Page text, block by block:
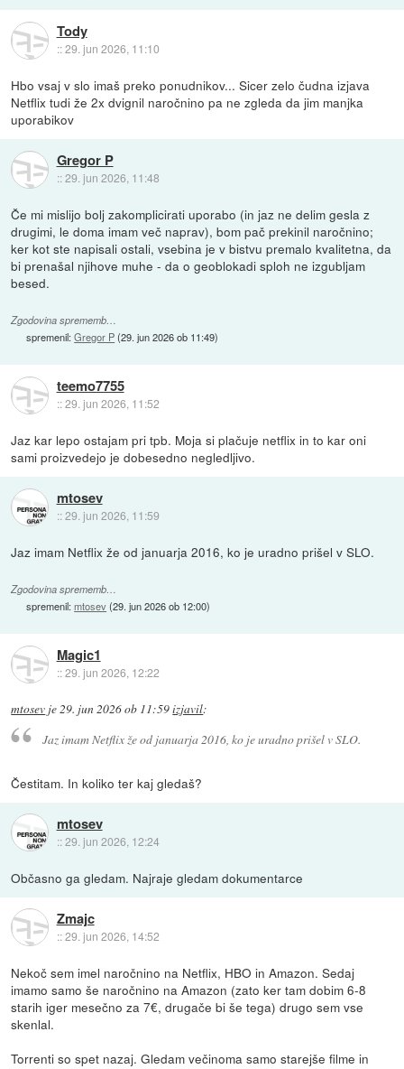
Tody
::29. jun 2026, 11:10
Hbo vsaj v slo imaš preko ponudnikov... Sicer zelo čudna izjava
Netflix tudi že 2x dvignil naročnino pa ne zgleda da jim manjka
uporabikov
Gregor P
::29. jun 2026, 11:48
Če mi mislijo bolj zakomplicirati uporabo (in jaz ne delim gesla z
drugimi, le doma imam več naprav), bom pač prekinil naročnino;
ker kot ste napisali ostali, vsebina je v bistvu premalo kvalitetna, da
bi prenašal njihove muhe - da o geoblokadi sploh ne izgubljam
besed.
Zgodovina sprememb…
spremenil:Gregor P(29. jun 2026 ob 11:49)
teemo7755
::29. jun 2026, 11:52
Jaz kar lepo ostajam pri tpb. Moja si plačuje netflix in to kar oni
sami proizvedejo je dobesedno negledljivo.
mtosev
::29. jun 2026, 11:59
Jaz imam Netflix že od januarja 2016, ko je uradno prišel v SLO.
Zgodovina sprememb…
spremenil:mtosev(29. jun 2026 ob 12:00)
Magic1
::29. jun 2026, 12:22
mtosev je29. jun 2026 ob 11:59izjavil:
Jaz imam Netflix že od januarja 2016, ko je uradno prišel v SLO.
Čestitam. In koliko ter kaj gledaš?
mtosev
::29. jun 2026, 12:24
Občasno ga gledam. Najraje gledam dokumentarce
Zmajc
::29. jun 2026, 14:52
Nekoč sem imel naročnino na Netflix, HBO in Amazon. Sedaj
imamo samo še naročnino na Amazon (zato ker tam dobim 6-8
starih iger mesečno za 7€, drugače bi še tega) drugo sem vse
skenlal.
Torrenti so spet nazaj. Gledam večinoma samo starejše filme in